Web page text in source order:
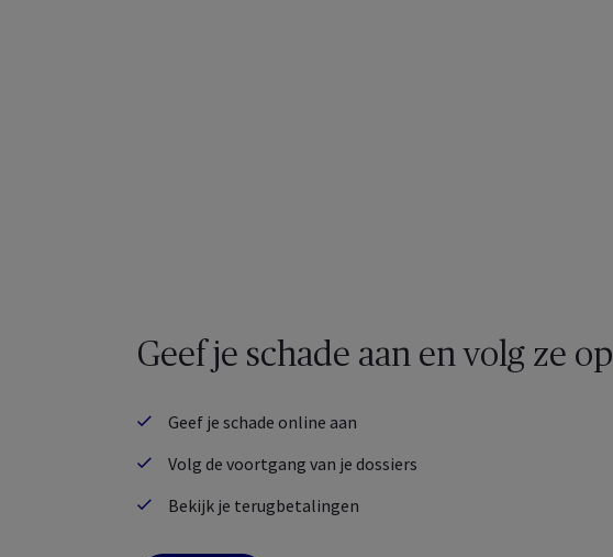
Geef je schade aan en volg ze op
Geef je schade online aan
Volg de voortgang van je dossiers
Bekijk je terugbetalingen